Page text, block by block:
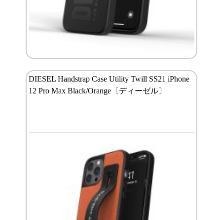
DIESEL Handstrap Case Utility Twill SS21 iPhone
12 Pro Max Black/Orange〔ディーゼル〕